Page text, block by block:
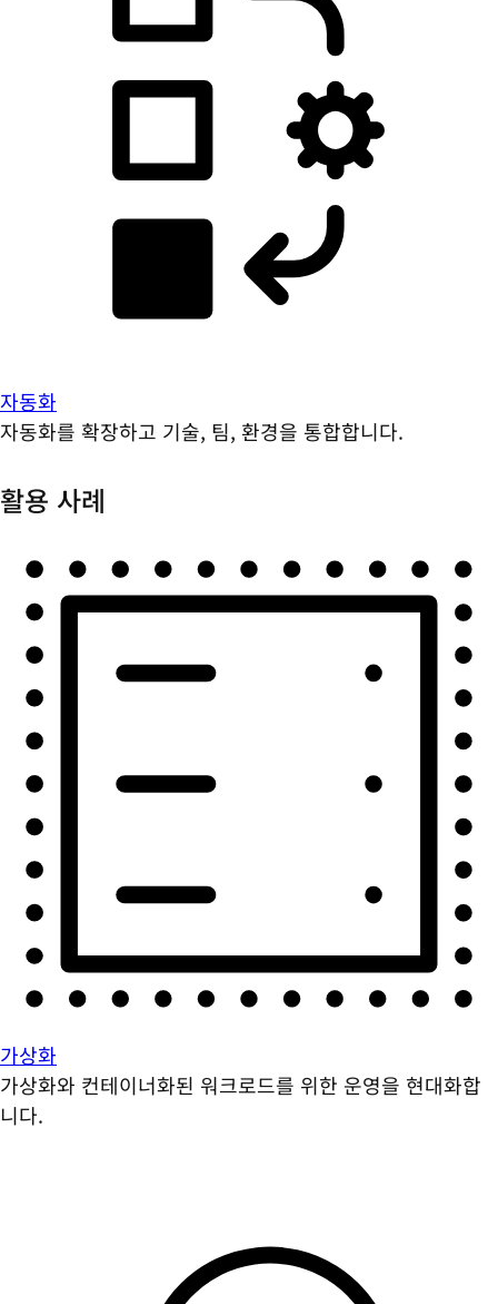
자동화
자동화를 확장하고 기술, 팀, 환경을 통합합니다.
활용 사례
가상화
가상화와 컨테이너화된 워크로드를 위한 운영을 현대화합
니다.